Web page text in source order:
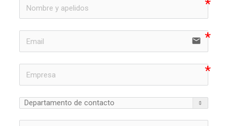
email